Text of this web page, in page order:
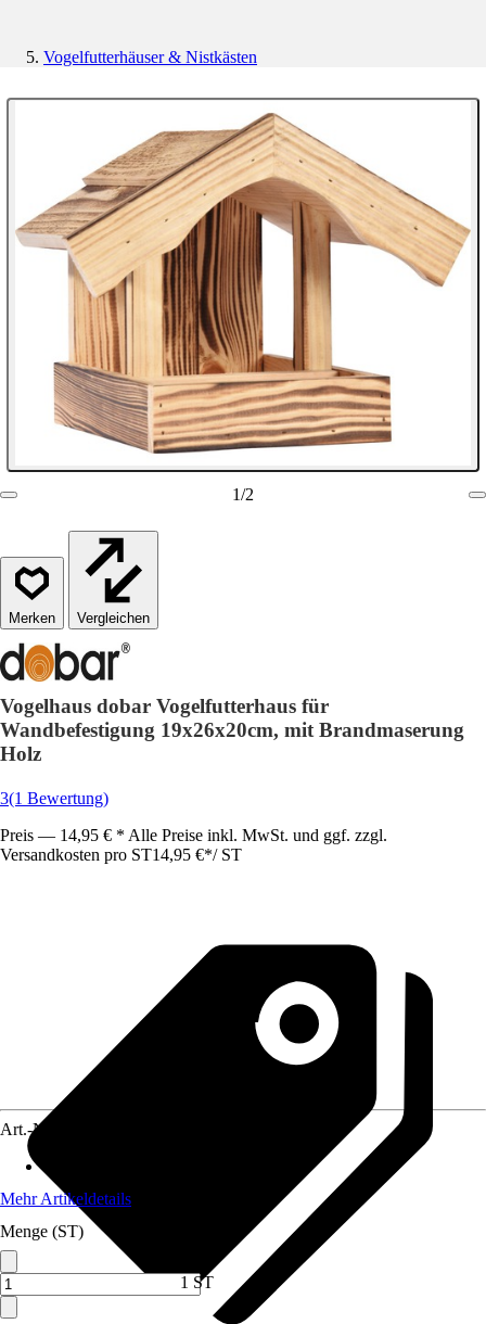
Vogelfutterhäuser & Nistkästen
1/2
Vergleichen
Vogelhaus dobar Vogelfutterhaus für
Wandbefestigung 19x26x20cm, mit Brandmaserung
Holz
3(1 Bewertung)
Preis — 14,95 € * Alle Preise inkl. MwSt. und ggf. zzgl.
Versandkosten pro ST14,95 €*/ ST
Art.-Nr.
Mehr Artikeldetails
Menge (ST)
1 ST